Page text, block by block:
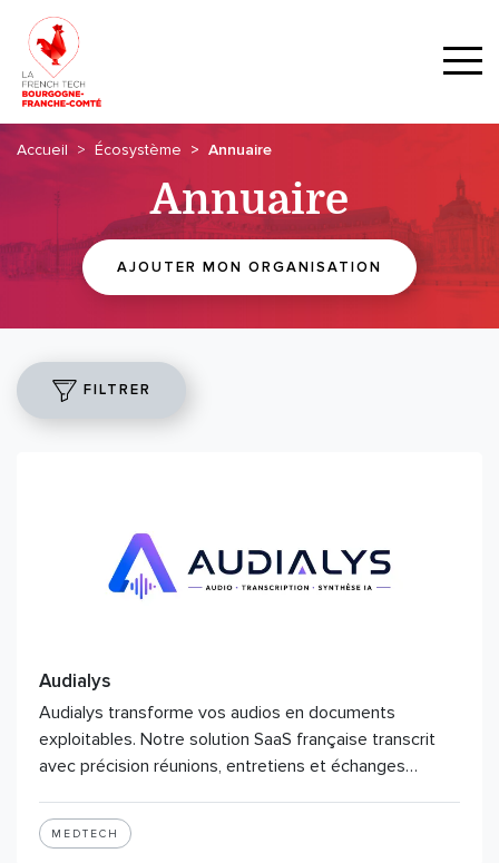
Accueil Écosystème Annuaire
Annuaire
AJOUTER MON ORGANISATION
FILTRER
Audialys
Audialys transforme vos audios en documents
exploitables. Notre solution SaaS française transcrit
avec précision réunions, entretiens et échanges…
MEDTECH